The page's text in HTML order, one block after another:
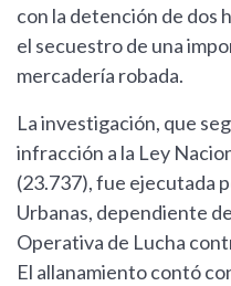
con la detención de dos
el secuestro de una
mercadería robada.
La investigación, que
infracción a la Ley
(23.737), fue ejecutada
Urbanas, dependiente
Operativa de Lucha
El allanamiento contó